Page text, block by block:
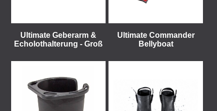
Ultimate Geberarm &
Echolothalterung - Groß
Ultimate Commander
Bellyboat